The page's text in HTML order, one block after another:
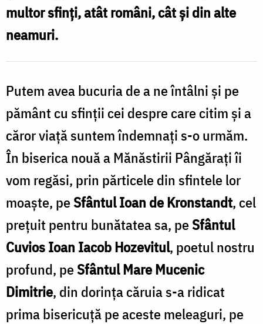
Burlă
multor sfinţi, atât români, cât şi din alte
neamuri.
Putem avea bucuria de a ne întâlni și pe
pământ cu sfinții cei despre care citim și a
căror viață suntem îndemnați s-o urmăm.
În biserica nouă a Mănăstirii Pângăraţi îi
vom regăsi, prin părticele din sfintele lor
moaște, peSfântul Ioan de Kronstandt, cel
prețuit pentru bunătatea sa, peSfântul
Cuvios Ioan Iacob Hozevitul, poetul nostru
profund, peSfântul Mare Mucenic
Dimitrie, din dorința căruia s-a ridicat
prima bisericuță pe aceste meleaguri, pe